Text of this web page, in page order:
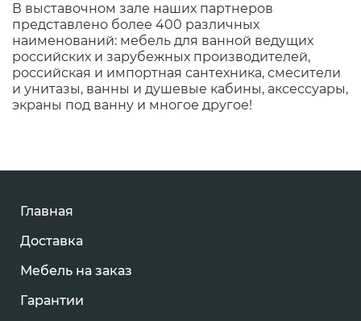
В выставочном зале наших партнеров
представлено более 400 различных
наименований: мебель для ванной ведущих
российских и зарубежных производителей,
российская и импортная сантехника, смесители
и унитазы, ванны и душевые кабины, аксессуары,
экраны под ванну и многое другое!
Главная
Доставка
Мебель на заказ
Гарантии